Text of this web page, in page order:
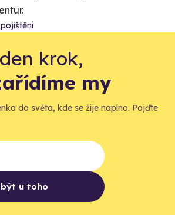
krok,
my
do světa, kde se žije naplno. Pojďte
být u toho